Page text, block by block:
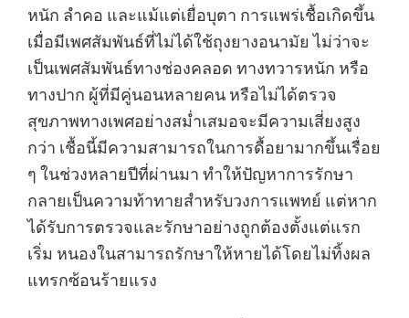
หนัก ลำคอ และแม้แต่เยื่อบุตา การแพร่เชื้อเกิดขึ้น
เมื่อมีเพศสัมพันธ์ที่ไม่ได้ใช้ถุงยางอนามัย ไม่ว่าจะ
เป็นเพศสัมพันธ์ทางช่องคลอด ทางทวารหนัก หรือ
ทางปาก ผู้ที่มีคู่นอนหลายคน หรือไม่ได้ตรวจ
สุขภาพทางเพศอย่างสม่ำเสมอจะมีความเสี่ยงสูง
กว่า เชื้อนี้มีความสามารถในการดื้อยามากขึ้นเรื่อย
ๆ ในช่วงหลายปีที่ผ่านมา ทำให้ปัญหาการรักษา
กลายเป็นความท้าทายสำหรับวงการแพทย์ แต่หาก
ได้รับการตรวจและรักษาอย่างถูกต้องตั้งแต่แรก
เริ่ม หนองในสามารถรักษาให้หายได้โดยไม่ทิ้งผล
แทรกซ้อนร้ายแรง